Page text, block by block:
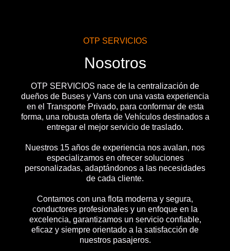
OTP SERVICIOS
Nosotros
OTP SERVICIOS nace de la centralización de
dueños de Buses y Vans con una vasta experiencia
en el Transporte Privado, para conformar de esta
forma, una robusta oferta de Vehículos destinados a
entregar el mejor servicio de traslado.
Nuestros 15 años de experiencia nos avalan, nos
especializamos en ofrecer soluciones
personalizadas, adaptándonos a las necesidades
de cada cliente.
Contamos con una flota moderna y segura,
conductores profesionales y un enfoque en la
excelencia, garantizamos un servicio confiable,
eficaz y siempre orientado a la satisfacción de
nuestros pasajeros.